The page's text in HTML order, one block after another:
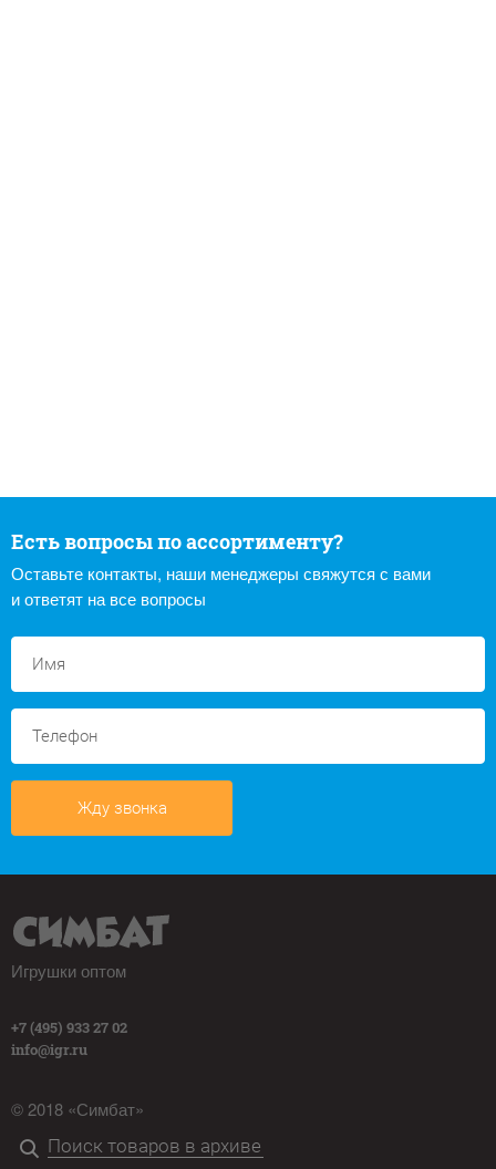
Есть вопросы по ассортименту?
Оставьте контакты, наши менеджеры свяжутся с вами
и ответят на все вопросы
Жду звонка
Игрушки оптом
+7 (495) 933 27 02
info@igr.ru
© 2018 «Симбат»